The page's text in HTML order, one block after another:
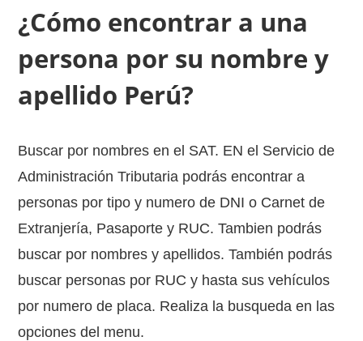
¿Cómo encontrar a una
persona por su nombre y
apellido Perú?
Buscar por nombres en el SAT. EN el Servicio de
Administración Tributaria podrás encontrar a
personas por tipo y numero de DNI o Carnet de
Extranjería, Pasaporte y RUC. Tambien podrás
buscar por nombres y apellidos. También podrás
buscar personas por RUC y hasta sus vehículos
por numero de placa. Realiza la busqueda en las
opciones del menu.